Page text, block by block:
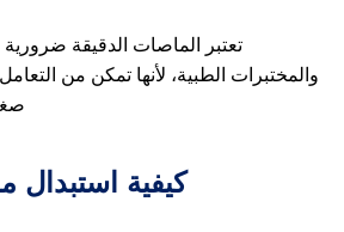
تعتبر الماصات الدقيقة ضرورية
والمختبرات الطبية، لأنها تمكن من
كيفية استبدال